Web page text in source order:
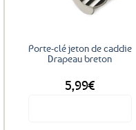
Porte-clé jeton de caddie
Drapeau breton
5,99€